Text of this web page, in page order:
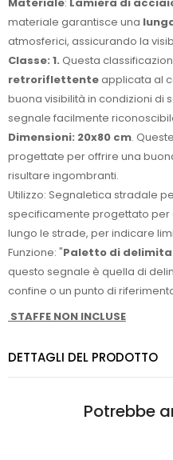
materiale garantisce una
atmosferici, assicurando la
Classe: 1. Questa
retroriflettenteapplicata al
buona visibilità in condizioni di
segnale facilmente
Dimensioni: 20x80 cm.
progettate per offrire una
risultare ingombranti.
Utilizzo: Segnaletica stradale
specificamente progettato per
lungo le strade, per indicare
Funzione: "Paletto di
questo segnale è quella di
confine o un punto di
STAFFE NON INCLUSE
DETTAGLI DEL PRODOTTO
Potrebbe